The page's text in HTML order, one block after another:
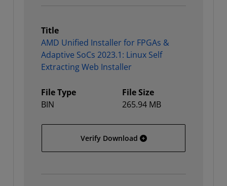
Title
AMD Unified Installer for FPGAs &
Adaptive SoCs 2023.1: Linux Self
Extracting Web Installer
File Type
BIN
File Size
265.94 MB
Verify Download AMD Unified Installer for